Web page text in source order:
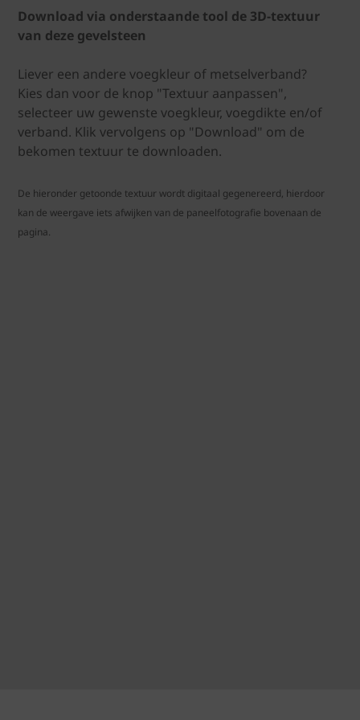
Download via onderstaande tool de 3D-textuur
van deze gevelsteen
Liever een andere voegkleur of metselverband?
Kies dan voor de knop "Textuur aanpassen",
selecteer uw gewenste voegkleur, voegdikte en/of
verband. Klik vervolgens op "Download" om de
bekomen textuur te downloaden.
De hieronder getoonde textuur wordt digitaal gegenereerd, hierdoor
kan de weergave iets afwijken van de paneelfotografie bovenaan de
pagina.